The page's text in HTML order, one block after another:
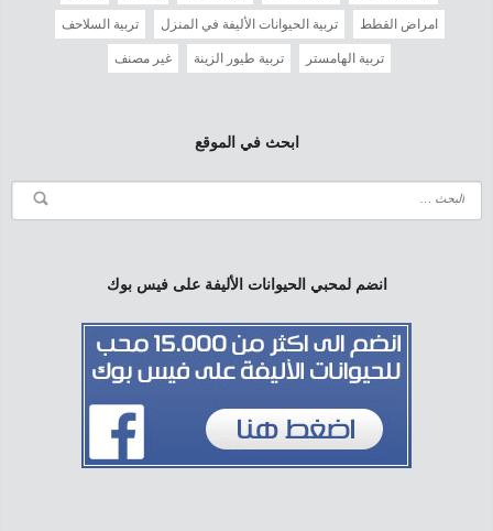
امراض القطط تربية الحيوانات الأليفة في المنزل تربية السلاحف
تربية الهامستر تربية طيور الزينة غير مصنف
ابحث في الموقع
انضم لمحبي الحيوانات الأليفة على فيس بوك